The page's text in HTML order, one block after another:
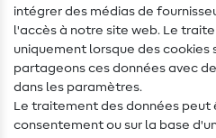
Aide & contact
Contact
Changement de propriétaire
FAQ
intégrer des médias de
l'accès à notre site web. Le
uniquement lorsque des cookies
partageons ces données avec
dans les paramètres.
Le traitement des données
consentement ou sur la base